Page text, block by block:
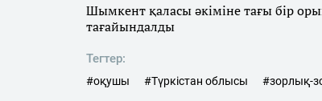
Шымкент қаласы әкіміне тағы бір
тағайындалды
Тегтер:
#оқушы #Түркістан облысы #зорлық-